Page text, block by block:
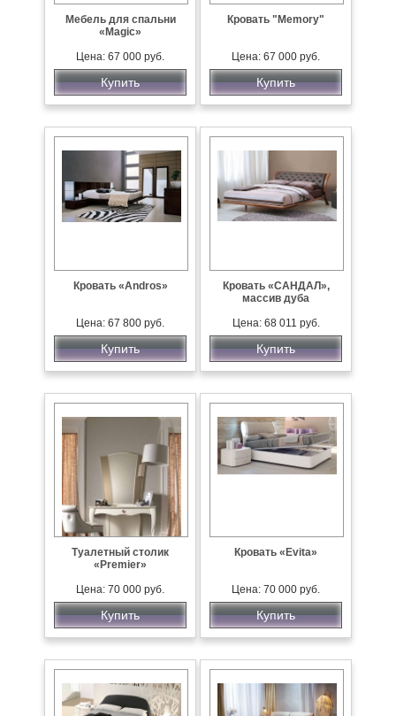
Мебель для спальни
«Magic»
Цена: 67 000 руб.
Купить
Кровать "Memory"
Цена: 67 000 руб.
Купить
Кровать «Andros»
Цена: 67 800 руб.
Купить
Кровать «САНДАЛ»,
массив дуба
Цена: 68 011 руб.
Купить
Туалетный столик
«Premier»
Цена: 70 000 руб.
Купить
Кровать «Evita»
Цена: 70 000 руб.
Купить